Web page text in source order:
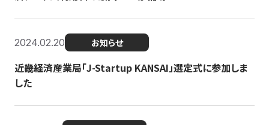
2024.02.20 お知らせ
近畿経済産業局「J-Startup KANSAI」選定式に参加しま
した